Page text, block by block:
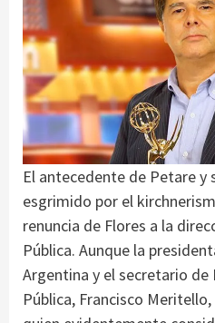
El antecedente de Petare y
esgrimido por el
renuncia de Flores a la
Pública. Aunque la
Argentina y el secretario de
Pública, Francisco